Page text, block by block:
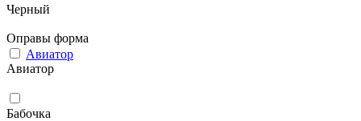
Черный
Оправы форма
Авиатор
Авиатор
Бабочка